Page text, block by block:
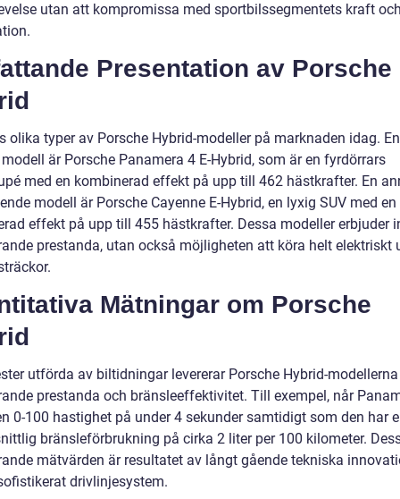
utan att kompromissa med sportbilssegmentets kraft
Presentation av Porsche
olika typer av Porsche Hybrid-modeller på marknaden idag. En
är Porsche Panamera 4 E-Hybrid, som är en fyrdörrars
med en kombinerad effekt på upp till 462 hästkrafter. En
modell är Porsche Cayenne E-Hybrid, en lyxig SUV med en
effekt på upp till 455 hästkrafter. Dessa modeller erbjuder
prestanda, utan också möjligheten att köra helt elektriskt
Mätningar om Porsche
utförda av biltidningar levererar Porsche Hybrid-modellerna
prestanda och bränsleeffektivitet. Till exempel, når
0-100 hastighet på under 4 sekunder samtidigt som den har
bränsleförbrukning på cirka 2 liter per 100 kilometer.
mätvärden är resultatet av långt gående tekniska
drivlinjesystem.